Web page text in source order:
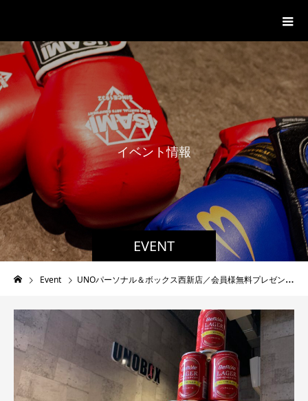
EVENT
イベン ト情報
Event UNOパーソナル＆ボックス西新店／会員様無料プレゼントキャンペーン中